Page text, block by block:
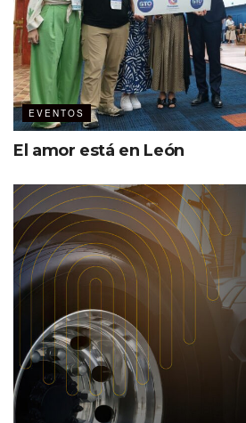
EVENTOS
El amor está en León